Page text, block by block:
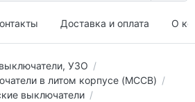
Доставка и оплата О
УЗО
в литом корпусе (MCCB)
выключатели